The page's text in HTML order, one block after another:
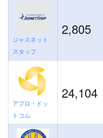
ジャスネット
スタッフ
2,805
アプロ・ドッ
トコム
24,104